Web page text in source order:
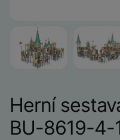
Herní
BU-8619-4-